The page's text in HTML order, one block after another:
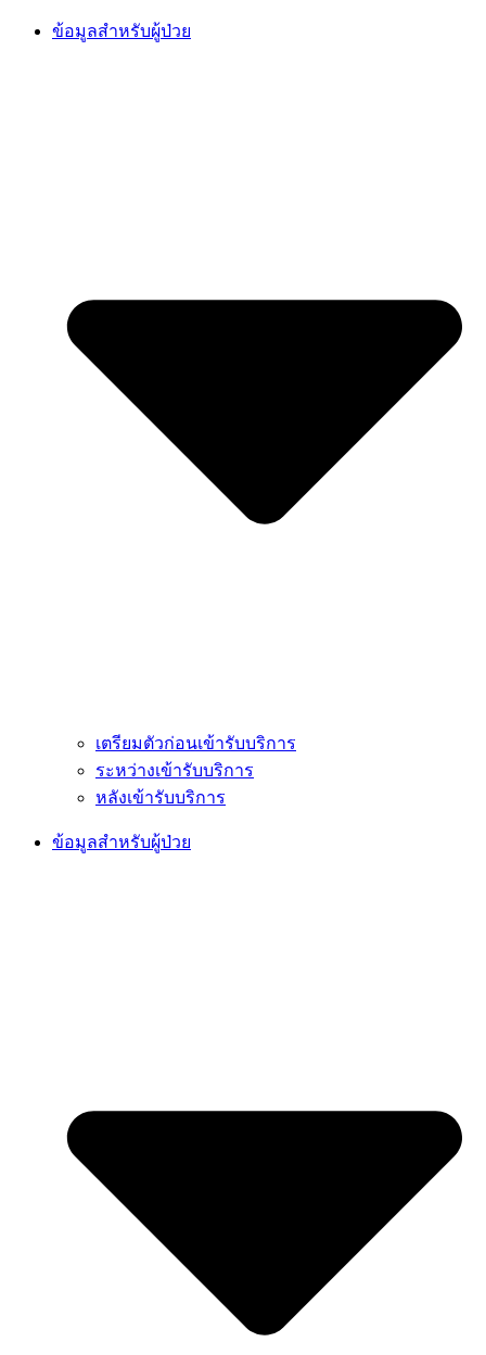
Skip
ข้อมูลสำหรับผู้ป่วย
เตรียมตัวก่อนเข้ารับบริการ
ระหว่างเข้ารับบริการ
หลังเข้ารับบริการ
ข้อมูลสำหรับผู้ป่วย